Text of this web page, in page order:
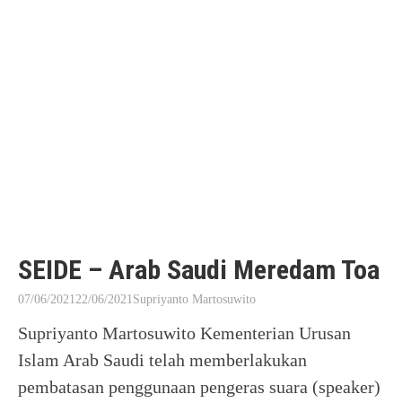
SEIDE – Arab Saudi Meredam Toa
07/06/202122/06/2021Supriyanto Martosuwito
Supriyanto Martosuwito Kementerian Urusan
Islam Arab Saudi telah memberlakukan
pembatasan penggunaan pengeras suara (speaker)